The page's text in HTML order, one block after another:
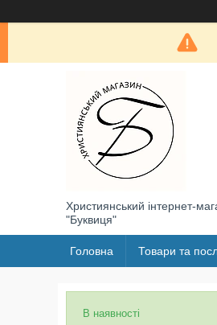
Християнський інтернет-
"Буквиця"
Головна Товари та
В наявності